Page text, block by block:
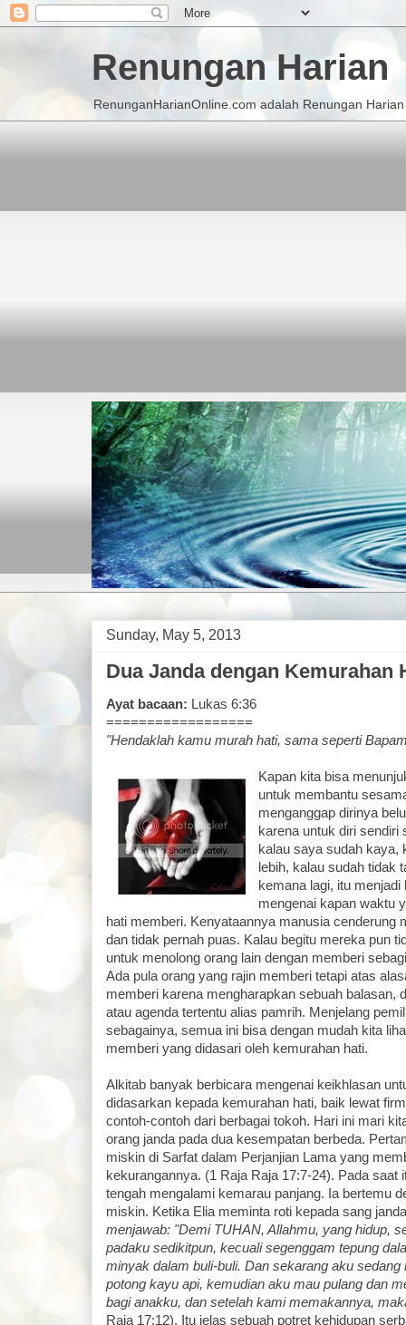
Renungan Harian
RenunganHarianOnline.com adalah Renungan
Sunday, May 5, 2013
Dua Janda dengan Kemurahan
Ayat bacaan: Lukas 6:36
==================
"Hendaklah kamu murah hati, sama seperti
Kapan kita bisa
untuk membantu
menganggap dirinya
karena untuk diri sendiri
kalau saya sudah kaya,
lebih, kalau sudah tidak
kemana lagi, itu
mengenai kapan waktu
hati memberi. Kenyataannya manusia cenderung
dan tidak pernah puas. Kalau begitu mereka pun
untuk menolong orang lain dengan memberi
Ada pula orang yang rajin memberi tetapi atas
memberi karena mengharapkan sebuah balasan,
atau agenda tertentu alias pamrih. Menjelang
sebagainya, semua ini bisa dengan mudah kita
memberi yang didasari oleh kemurahan hati.
Alkitab banyak berbicara mengenai keikhlasan
didasarkan kepada kemurahan hati, baik lewat
contoh-contoh dari berbagai tokoh. Hari ini mari
orang janda pada dua kesempatan berbeda.
miskin di Sarfat dalam Perjanjian Lama yang
kekurangannya. (1 Raja Raja 17:7-24). Pada saat
tengah mengalami kemarau panjang. Ia bertemu
miskin. Ketika Elia meminta roti kepada sang
menjawab: "Demi TUHAN, Allahmu, yang hidup,
padaku sedikitpun, kecuali segenggam tepung
minyak dalam buli-buli. Dan sekarang aku sedang
potong kayu api, kemudian aku mau pulang dan
bagi anakku, dan setelah kami memakannya,
Raja 17:12). Itu jelas sebuah potret kehidupan